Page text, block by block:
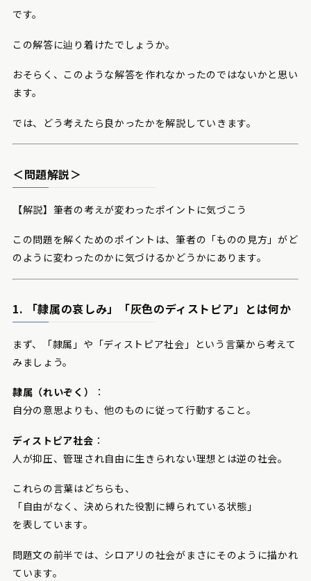
です。
この解答に辿り着けたでしょうか。
おそらく、このような解答を作れなかったのではないかと思い
ます。
では、どう考えたら良かったかを解説していきます。
＜問題解説＞
【解説】筆者の考えが変わったポイントに気づこう
この問題を解くためのポイントは、筆者の「ものの見方」がど
のように変わったのかに気づけるかどうかにあります。
1. 「隷属の哀しみ」「灰色のディストピア」とは何か
まず、「隷属」や「ディストピア社会」という言葉から考えて
みましょう。
隷属（れいぞく）
：
自分の意思よりも、他のものに従って行動すること。
ディストピア社会 ：
人が抑圧、管理され自由に生きられない理想とは逆の社会。
これらの言葉はどちらも、
「自由がなく、決められた役割に縛られている状態」
を表しています。
問題文の前半では、シロアリの社会がまさにそのように描かれ
ています。